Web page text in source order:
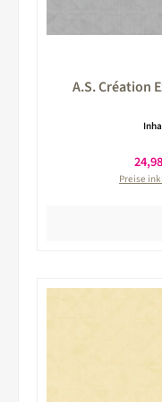
A.S. Création
Preise